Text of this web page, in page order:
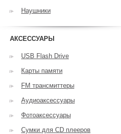
Наушники
АКСЕССУАРЫ
USB Flash Drive
Карты памяти
FM трансмиттеры
Аудиоаксессуары
Фотоаксессуары
Сумки для CD плееров